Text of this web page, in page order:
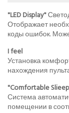
"LED Display"
Отображает
коды ошибок.
I feel
Установка
нахождения
"Comfortable
Система
помещении в